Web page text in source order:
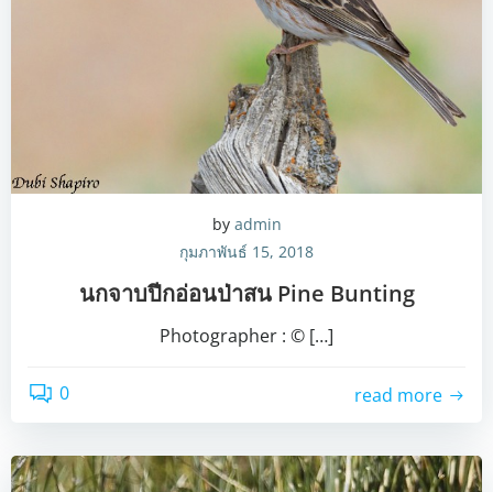
by admin
กุมภาพันธ์ 15, 2018
นกจาบปีกอ่อนป่าสน Pine Bunting
Photographer : © […]
0 read more